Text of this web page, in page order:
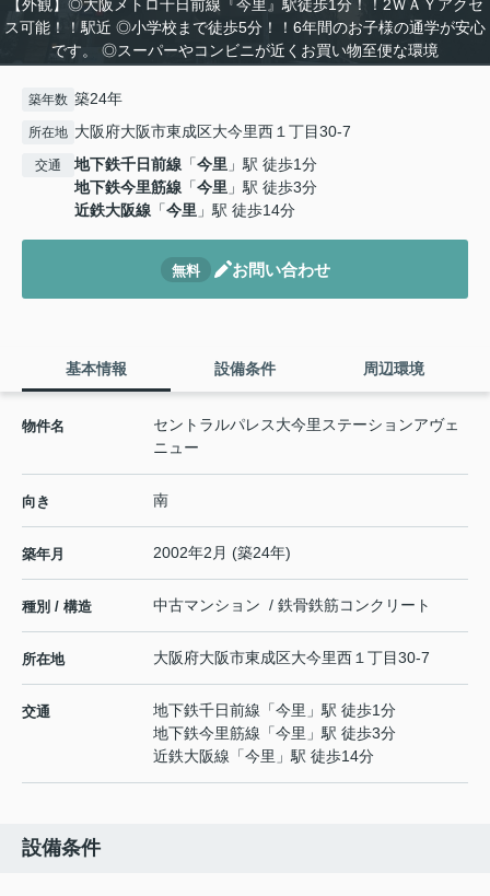
【外観】◎大阪メトロ千日前線『今里』駅徒歩1分！！2ＷＡＹアクセ
ス可能！！駅近 ◎小学校まで徒歩5分！！6年間のお子様の通学が安心
です。 ◎スーパーやコンビニが近くお買い物至便な環境
築年数 築24年
所在地 大阪府大阪市東成区大今里西１丁目30-7
交通 地下鉄千日前線 「今里 」駅 徒歩1分
地下鉄今里筋線 「今里 」駅 徒歩3分
近鉄大阪線 「今里 」駅 徒歩14分
無料 お問い合わせ
基本情報 設備条件 周辺環境
物件名
セントラルパレス大今里ステーションアヴェ
ニュー
向き 南
築年月 2002年2月 (築24年)
種別 / 構造 中古マンション / 鉄骨鉄筋コンクリート
所在地 大阪府大阪市東成区大今里西１丁目30-7
交通 地下鉄千日前線 「今里 」駅 徒歩1分
地下鉄今里筋線 「今里 」駅 徒歩3分
近鉄大阪線 「今里 」駅 徒歩14分
設備条件